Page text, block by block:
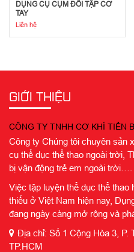
DỤNG CỤ CỤM ĐÔI TẬP CƠ
TAY
Liên hệ
GIỚI THIỆU
CÔNG TY TNHH CƠ KHÍ TIẾN
Công ty Chúng tôi chuyên sản
cụ thể dục thể thao ngoài trời,
bị vận động trẻ em ngoài trời….
Việc tập luyện thể dục thể thao
thiếu ở Việt Nam hiện nay,
đang ngày càng mở rộng và
Địa chỉ: Số 1 Cộng Hòa 3, P.
TP.HCM